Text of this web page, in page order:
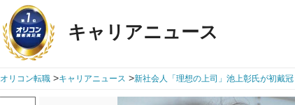
キャリアニュース
オリコン転職 >キャリアニュース >新社会人「理想の上司」池上彰氏が初戴冠